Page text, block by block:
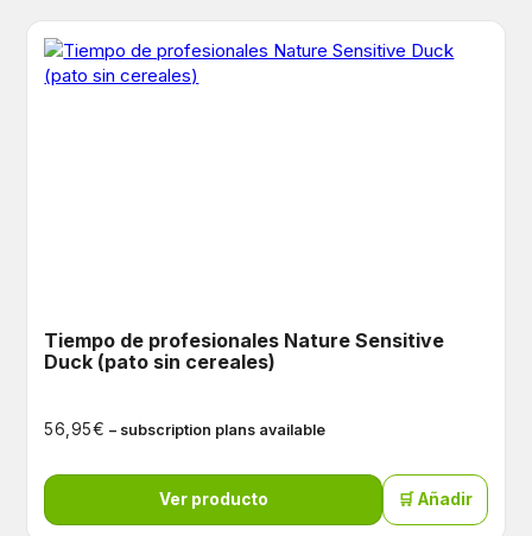
Tiempo de profesionales Nature Sensitive
Duck (pato sin cereales)
56,95€ – subscription plans available
Ver producto 🛒 Añadir